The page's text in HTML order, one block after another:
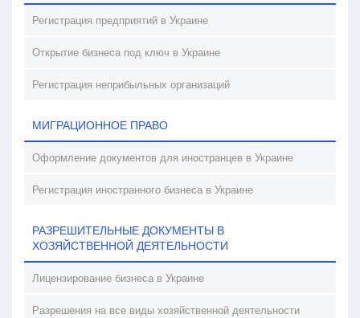
Регистрация предприятий в Украине
Открытие бизнеса под ключ в Украине
Регистрация неприбыльных организаций
МИГРАЦИОННОЕ ПРАВО
Оформление документов для иностранцев в Украине
Регистрация иностранного бизнеса в Украине
РАЗРЕШИТЕЛЬНЫЕ ДОКУМЕНТЫ В
ХОЗЯЙСТВЕННОЙ ДЕЯТЕЛЬНОСТИ
Лицензирование бизнеса в Украине
Разрешения на все виды хозяйственной деятельности